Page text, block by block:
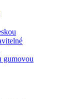
gumovou